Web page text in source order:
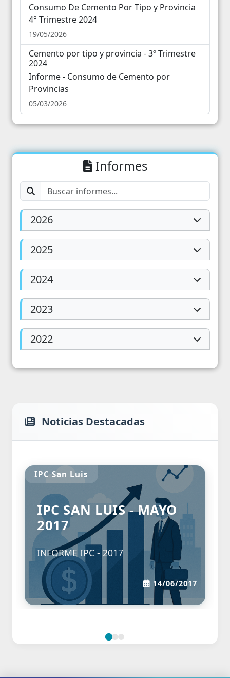
Consumo De Cemento Por Tipo y Provincia
4° Trimestre 2024
19/05/2026
Cemento por tipo y provincia - 3º Trimestre
2024
Informe - Consumo de Cemento por
Provincias
05/03/2026
Informes
2026
2025
2024
2023
2022
Noticias Destacadas
IPC San Luis
IPC SAN LUIS - MAYO
2017
INFORME IPC - 2017
14/06/2017